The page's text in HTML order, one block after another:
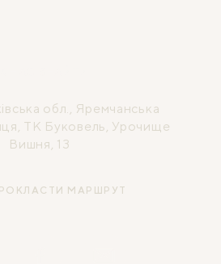
обл., Яремчанська
ТК Буковель, Урочище
Вишня, 13
МАРШРУТ